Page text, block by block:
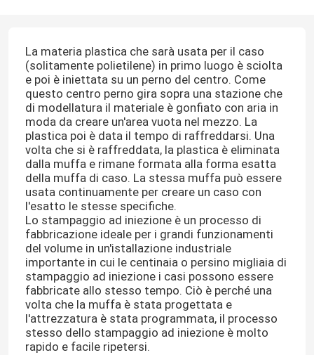
La materia plastica che sarà usata per il caso
(solitamente polietilene) in primo luogo è sciolta
e poi è iniettata su un perno del centro. Come
questo centro perno gira sopra una stazione che
di modellatura il materiale è gonfiato con aria in
moda da creare un'area vuota nel mezzo. La
plastica poi è data il tempo di raffreddarsi. Una
volta che si è raffreddata, la plastica è eliminata
dalla muffa e rimane formata alla forma esatta
della muffa di caso. La stessa muffa può essere
usata continuamente per creare un caso con
l'esatto le stesse specifiche.
Lo stampaggio ad iniezione è un processo di
fabbricazione ideale per i grandi funzionamenti
del volume in un'istallazione industriale
importante in cui le centinaia o persino migliaia di
stampaggio ad iniezione i casi possono essere
fabbricate allo stesso tempo. Ciò è perché una
volta che la muffa è stata progettata e
l'attrezzatura è stata programmata, il processo
stesso dello stampaggio ad iniezione è molto
rapido e facile ripetersi.